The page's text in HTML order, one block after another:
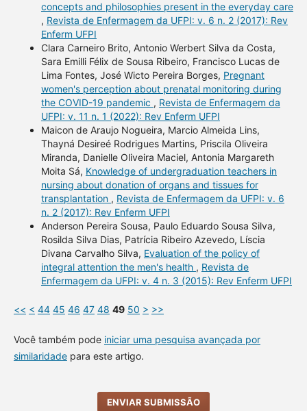
concepts and philosophies present in the everyday care
, Revista de Enfermagem da UFPI: v. 6 n. 2 (2017): Rev
Enferm UFPI
Clara Carneiro Brito, Antonio Werbert Silva da Costa,
Sara Emilli Félix de Sousa Ribeiro, Francisco Lucas de
Lima Fontes, José Wicto Pereira Borges, Pregnant
women's perception about prenatal monitoring during
the COVID-19 pandemic , Revista de Enfermagem da
UFPI: v. 11 n. 1 (2022): Rev Enferm UFPI
Maicon de Araujo Nogueira, Marcio Almeida Lins,
Thayná Desireé Rodrigues Martins, Priscila Oliveira
Miranda, Danielle Oliveira Maciel, Antonia Margareth
Moita Sá, Knowledge of undergraduation teachers in
nursing about donation of organs and tissues for
transplantation , Revista de Enfermagem da UFPI: v. 6
n. 2 (2017): Rev Enferm UFPI
Anderson Pereira Sousa, Paulo Eduardo Sousa Silva,
Rosilda Silva Dias, Patrícia Ribeiro Azevedo, Líscia
Divana Carvalho Silva, Evaluation of the policy of
integral attention the men's health , Revista de
Enfermagem da UFPI: v. 4 n. 3 (2015): Rev Enferm UFPI
<< < 44 45 46 47 48 49 50 > >>
Você também pode iniciar uma pesquisa avançada por
similaridadepara este artigo.
ENVIAR SUBMISSÃO